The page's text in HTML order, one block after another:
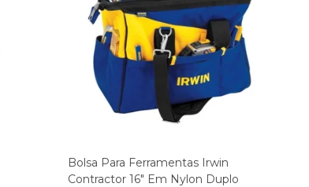
Bolsa Para Ferramentas Irwin
Contractor 16" Em Nylon Duplo